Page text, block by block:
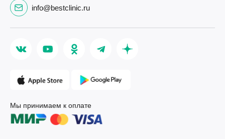
info@bestclinic.ru
Мы принимаем к оплате